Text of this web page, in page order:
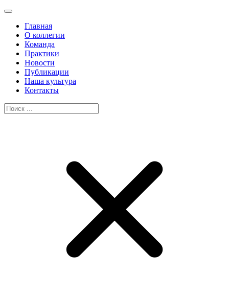
Главная
О коллегии
Команда
Практики
Новости
Публикации
Наша культура
Контакты